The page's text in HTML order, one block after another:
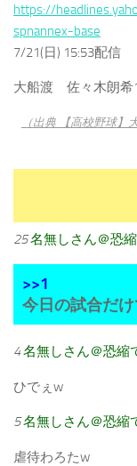
https://
spnannex-base
7/21(日) 15:53配信
大船渡 佐々木朗希
（出典 【高校野球
25名無しさん＠恐
>>1
今日の試合だ
4名無しさん＠恐縮
ひでぇw
5名無しさん＠恐縮
虐待わろたw